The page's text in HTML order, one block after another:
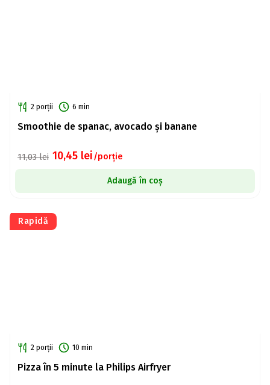
2 porții 6 min
Smoothie de spanac, avocado și banane
11,03lei 10,45 lei/porție
Adaugă în coș
Rapidă
2 porții 10 min
Pizza în 5 minute la Philips Airfryer